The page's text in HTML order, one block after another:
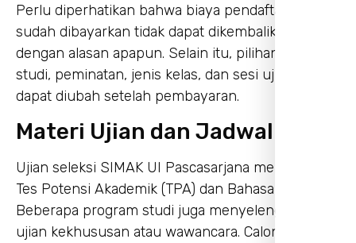
Perlu diperhatikan bahwa biaya pendaftaran yang
sudah dibayarkan tidak dapat dikembalikan
dengan alasan apapun. Selain itu, pilihan program
studi, peminatan, jenis kelas, dan sesi ujian tidak
dapat diubah setelah pembayaran.
Materi Ujian dan Jadwal
Ujian seleksi SIMAK UI Pascasarjana mencakup
Tes Potensi Akademik (TPA) dan Bahasa Inggris.
Beberapa program studi juga menyelenggarakan
ujian kekhususan atau wawancara. Calon